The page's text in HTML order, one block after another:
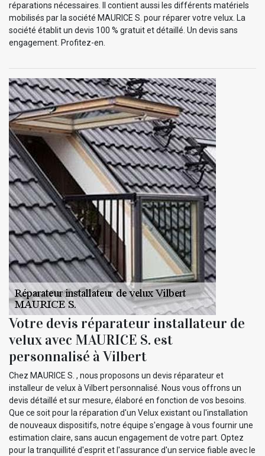
réparations nécessaires. Il contient aussi les différents matériels
mobilisés par la société MAURICE S. pour réparer votre velux. La
société établit un devis 100 % gratuit et détaillé. Un devis sans
engagement. Profitez-en.
Votre devis réparateur installateur de
velux avec MAURICE S. est
personnalisé à Vilbert
Chez MAURICE S. , nous proposons un devis réparateur et
installeur de velux à Vilbert personnalisé. Nous vous offrons un
devis détaillé et sur mesure, élaboré en fonction de vos besoins.
Que ce soit pour la réparation d'un Velux existant ou l'installation
de nouveaux dispositifs, notre équipe s'engage à vous fournir une
estimation claire, sans aucun engagement de votre part. Optez
pour la tranquillité d'esprit et l'assurance d'un service fiable avec le